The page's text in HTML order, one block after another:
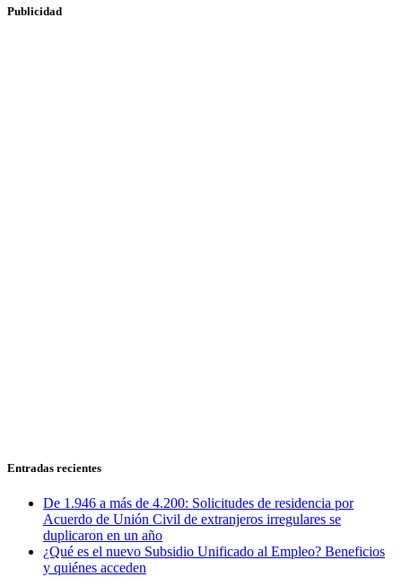
Publicidad
Entradas recientes
De 1.946 a más de 4.200: Solicitudes de residencia por
Acuerdo de Unión Civil de extranjeros irregulares se
duplicaron en un año
¿Qué es el nuevo Subsidio Unificado al Empleo? Beneficios
y quiénes acceden